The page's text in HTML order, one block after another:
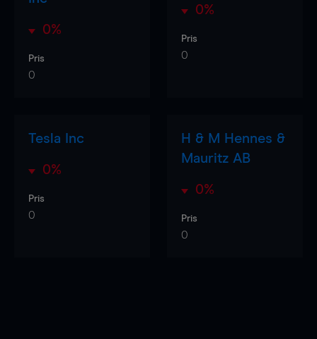
0%
Pris
0
0%
Pris
0
Tesla Inc
0%
Pris
0
H & M Hennes &
Mauritz AB
0%
Pris
0